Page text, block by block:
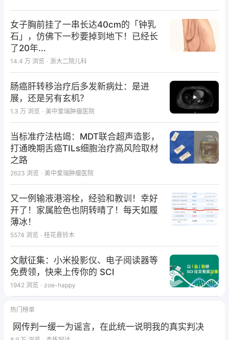
女子胸前挂了一串长达40cm的「钟乳
石」，仿佛下一秒要掉到地下！已经长
了20年...
14.4 万 浏览 · 浙大二院儿科
肠癌肝转移治疗后多发新病灶：是进
展，还是另有玄机？
1.3 万 浏览 · 美中爱瑞肿瘤医院
当标准疗法枯竭：MDT联合超声造影，
打通晚期舌癌TILs细胞治疗高风险取材
之路
2623 浏览 · 美中爱瑞肿瘤医院
又一例输液港溶栓，经验和教训！幸好
开了！家属脸色也阴转晴了！每天如履
薄冰！
5574 浏览 · 桂花悬铃木
文献征集：小米投影仪、电子阅读器等
免费领，快来上传你的 SCI
1942 浏览 · zoe-happy
热门榜单
网传判一缓一为谣言，在此统一说明我的真实判决